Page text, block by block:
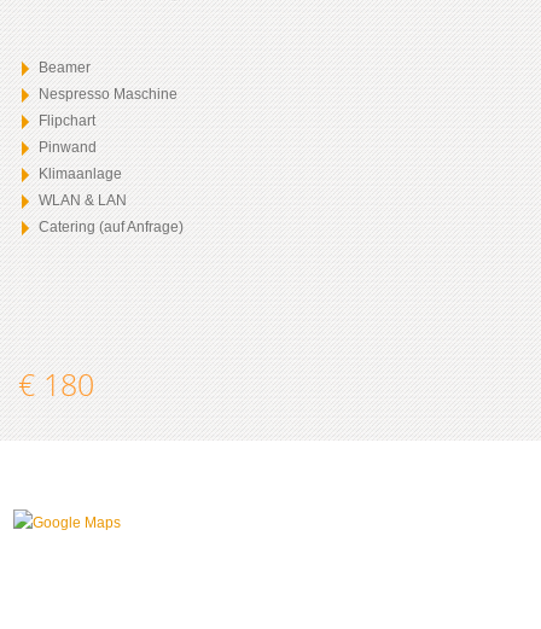
Beamer
Nespresso Maschine
Flipchart
Pinwand
Klimaanlage
WLAN & LAN
Catering (auf Anfrage)
€ 180